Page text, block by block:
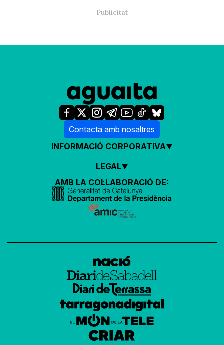
Contacta amb nosaltres
INFORMACIÓ CORPORATIVA
LEGAL
AMB LA COL·LABORACIÓ DE: